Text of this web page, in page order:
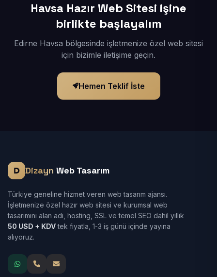
Havsa Hazır Web Sitesi işine
birlikte başlayalım
Edirne Havsa bölgesinde işletmenize özel web sitesi
için bizimle iletişime geçin.
Hemen Teklif İste
Dizayn Web Tasarım
Türkiye geneline hizmet veren web tasarım ajansı.
İşletmenize özel hazır web sitesi ve kurumsal web
tasarımını alan adı, hosting, SSL ve temel SEO dahil yıllık
50 USD + KDVtek fiyatla, 1-3 iş günü içinde yayına
alıyoruz.